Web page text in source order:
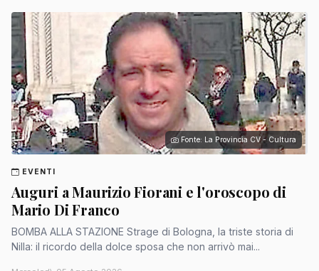
Fonte: La Provincia CV - Cultura
EVENTI
Auguri a Maurizio Fiorani e l'oroscopo di
Mario Di Franco
BOMBA ALLA STAZIONE Strage di Bologna, la triste storia di
Nilla: il ricordo della dolce sposa che non arrivò mai...